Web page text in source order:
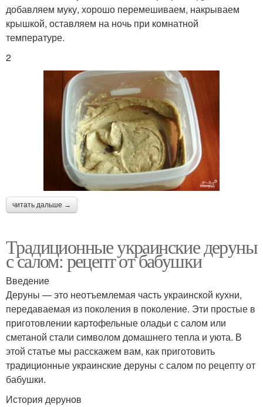
добавляем муку, хорошо перемешиваем, накрываем
крышкой, оставляем на ночь при комнатной
температуре.
2
читать дальше →
Традиционные украинские деруны
с салом: рецепт от бабушки
Введение
Деруны — это неотъемлемая часть украинской кухни,
передаваемая из поколения в поколение. Эти простые в
приготовлении картофельные оладьи с салом или
сметаной стали символом домашнего тепла и уюта. В
этой статье мы расскажем вам, как приготовить
традиционные украинские деруны с салом по рецепту от
бабушки.
История дерунов